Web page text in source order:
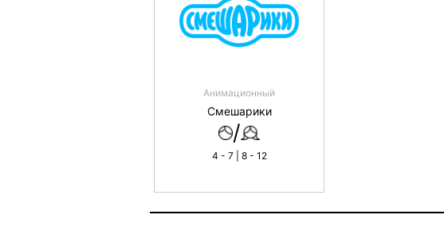
Анимационный
Смешарики
/
4 - 7 | 8 - 12